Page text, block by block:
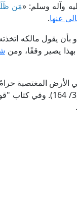
وآله وسلم: «مَن
عنها.
يقول مالكه
يصير وقفًا، ومن
الأرض المغتصبة حرامٌ
هو في صحتها وفي الثواب عليها.